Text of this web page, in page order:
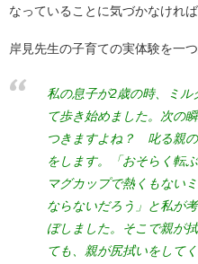
なっていることに気づかなければ
岸見先生の子育ての実体験を一
私の息子が2歳の時、ミ
て歩き始めました。次の
つきますよね？ 叱る親
をします。「おそらく転
マグカップで熱くもない
ならないだろう」と私が
ぼしました。そこで親が
ても、親が尻拭いをして